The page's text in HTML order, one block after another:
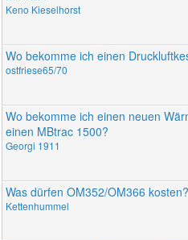
Keno Kieselhorst
Wo bekomme ich einen
ostfriese65/70
Wo bekomme ich einen neuen
einen MBtrac 1500?
Georgi 1911
Was dürfen OM352/OM366 kosten?
Kettenhummel